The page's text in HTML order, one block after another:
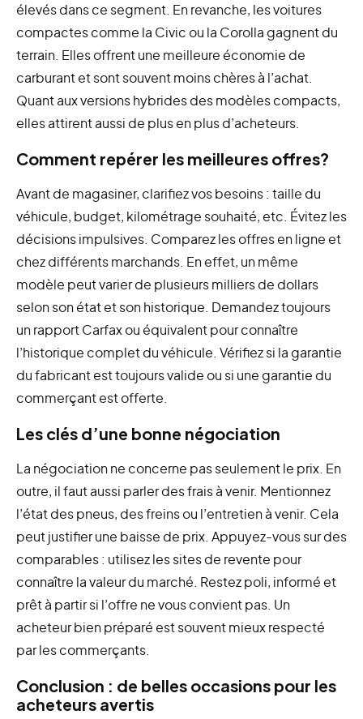
élevés dans ce segment. En revanche, les voitures
compactes comme la Civic ou la Corolla gagnent du
terrain. Elles offrent une meilleure économie de
carburant et sont souvent moins chères à l’achat.
Quant aux versions hybrides des modèles compacts,
elles attirent aussi de plus en plus d’acheteurs.
Comment repérer les meilleures offres?
Avant de magasiner, clarifiez vos besoins : taille du
véhicule, budget, kilométrage souhaité, etc. Évitez les
décisions impulsives. Comparez les offres en ligne et
chez différents marchands. En effet, un même
modèle peut varier de plusieurs milliers de dollars
selon son état et son historique. Demandez toujours
un rapport Carfax ou équivalent pour connaître
l’historique complet du véhicule. Vérifiez si la garantie
du fabricant est toujours valide ou si une garantie du
commerçant est offerte.
Les clés d’une bonne négociation
La négociation ne concerne pas seulement le prix. En
outre, il faut aussi parler des frais à venir. Mentionnez
l’état des pneus, des freins ou l’entretien à venir. Cela
peut justifier une baisse de prix. Appuyez-vous sur des
comparables : utilisez les sites de revente pour
connaître la valeur du marché. Restez poli, informé et
prêt à partir si l’offre ne vous convient pas. Un
acheteur bien préparé est souvent mieux respecté
par les commerçants.
Conclusion : de belles occasions pour les
acheteurs avertis